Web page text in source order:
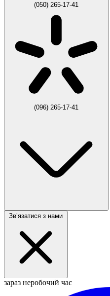
(050) 265-17-41
(096) 265-17-41
Звʼязатися з нами
зараз неробочий час